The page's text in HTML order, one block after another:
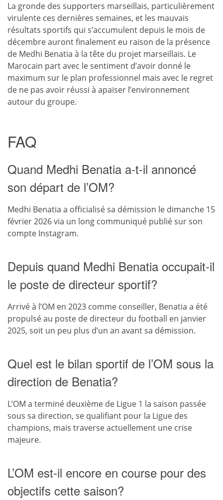
La gronde des supporters marseillais, particulièrement
virulente ces dernières semaines, et les mauvais
résultats sportifs qui s’accumulent depuis le mois de
décembre auront finalement eu raison de la présence
de Medhi Benatia à la tête du projet marseillais. Le
Marocain part avec le sentiment d’avoir donné le
maximum sur le plan professionnel mais avec le regret
de ne pas avoir réussi à apaiser l’environnement
autour du groupe.
FAQ
Quand Medhi Benatia a-t-il annoncé
son départ de l’OM?
Medhi Benatia a officialisé sa démission le dimanche 15
février 2026 via un long communiqué publié sur son
compte Instagram.
Depuis quand Medhi Benatia occupait-il
le poste de directeur sportif?
Arrivé à l’OM en 2023 comme conseiller, Benatia a été
propulsé au poste de directeur du football en janvier
2025, soit un peu plus d’un an avant sa démission.
Quel est le bilan sportif de l’OM sous la
direction de Benatia?
L’OM a terminé deuxième de Ligue 1 la saison passée
sous sa direction, se qualifiant pour la Ligue des
champions, mais traverse actuellement une crise
majeure.
L’OM est-il encore en course pour des
objectifs cette saison?